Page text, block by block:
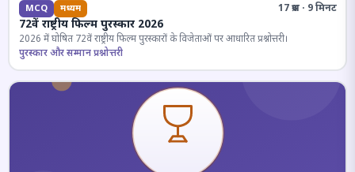
MCQ मध्यम 17 प्रश्न · 9 मिनट
72वें राष्ट्रीय फिल्म पुरस्कार 2026
2026 में घोषित 72वें राष्ट्रीय फिल्म पुरस्कारों के विजेताओं पर आधारित प्रश्नोत्तरी।
पुरस्कार और सम्मान प्रश्नोत्तरी